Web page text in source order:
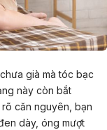
già mà tóc bạc
này còn bắt
căn nguyên, bạn
dày, óng mượt